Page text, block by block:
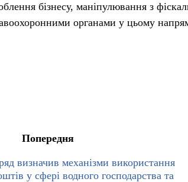
бізнесу, маніпулювання з
органами у цьому
Попередня
визначив механізми використання
у сфері водного господарства та